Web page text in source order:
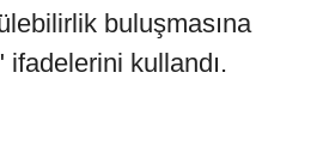
buluşmasına
kullandı.